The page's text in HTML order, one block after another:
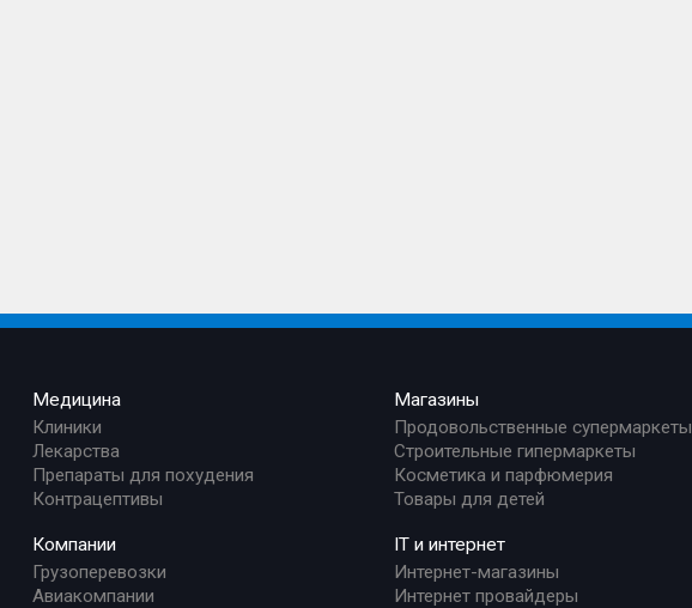
Медицина
Клиники
Лекарства
Препараты для похудения
Контрацептивы
Компании
Грузоперевозки
Авиакомпании
Магазины
Продовольственные супермаркеты
Строительные гипермаркеты
Косметика и парфюмерия
Товары для детей
IT и интернет
Интернет-магазины
Интернет провайдеры